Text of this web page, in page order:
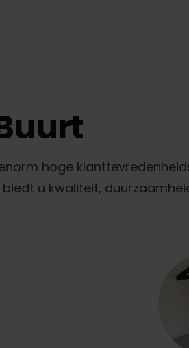
hoge
u kwaliteit,